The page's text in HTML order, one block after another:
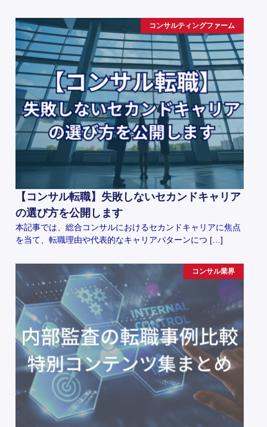
コンサルティングファーム
【コンサル転職】失敗しないセカンドキャリア
の選び方を公開します
本記事では、総合コンサルにおけるセカンドキャリアに焦点
を当て、転職理由や代表的なキャリアパターンにつ […]
コンサル業界